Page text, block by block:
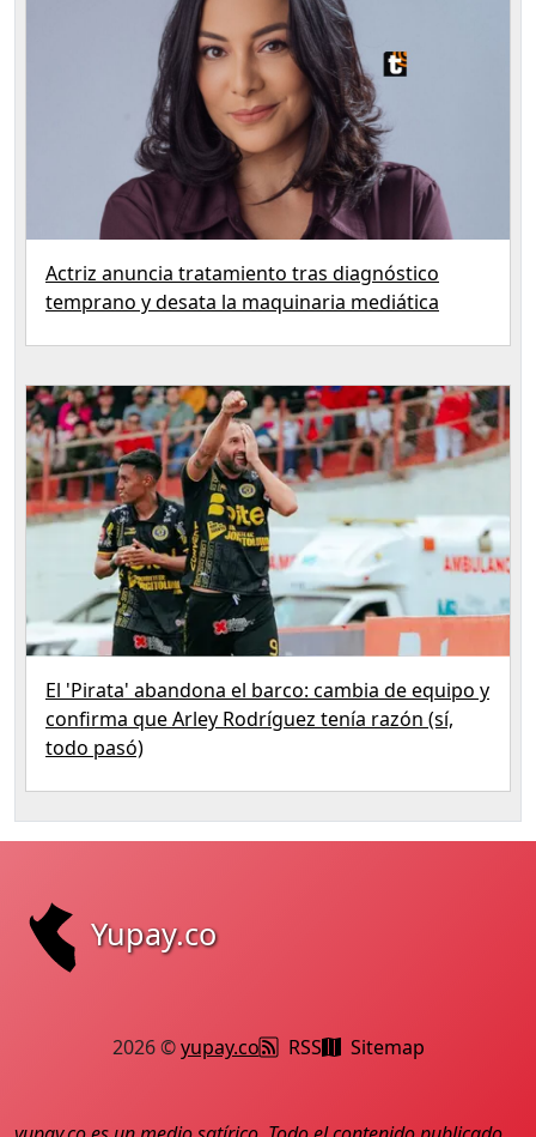
Actriz anuncia tratamiento tras diagnóstico
temprano y desata la maquinaria mediática
El 'Pirata' abandona el barco: cambia de equipo y
confirma que Arley Rodríguez tenía razón (sí,
todo pasó)
Yupay.co
2026 ©yupay.co RSS Sitemap